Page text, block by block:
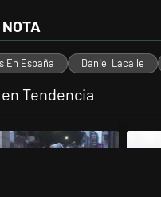
En España Daniel Lacalle
Tendencia
de tendencia con el título "La
Un